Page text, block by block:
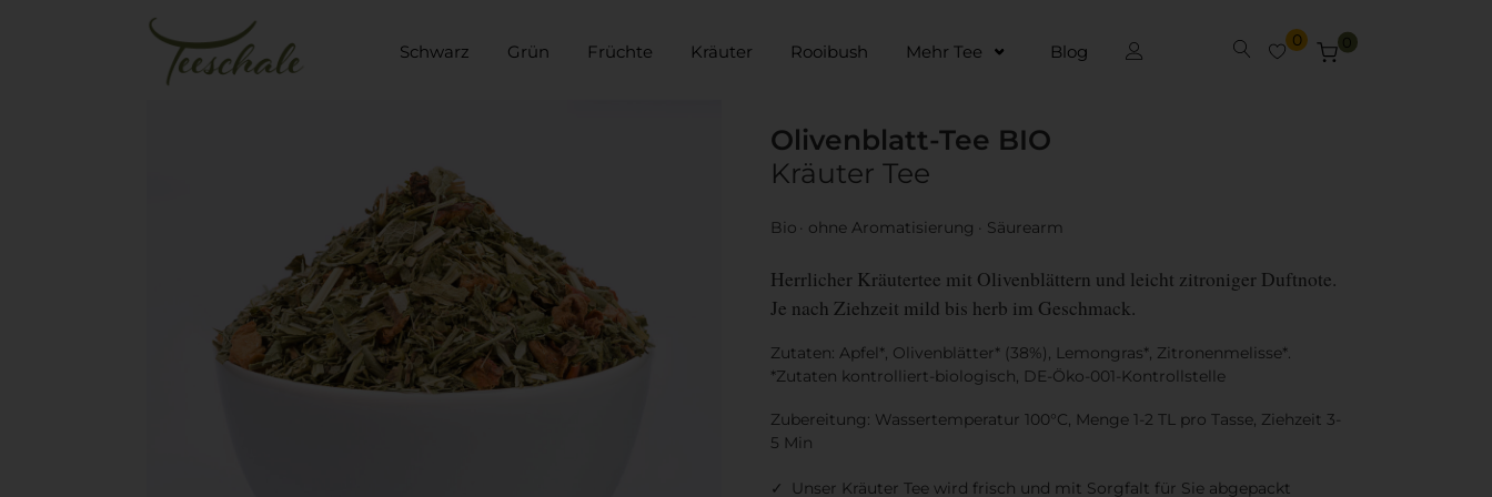
Schwarz Grün Früchte Kräuter Rooibush Mehr Tee Blog
0
Olivenblatt-Tee BIO
Kräuter Tee
Bio ohne Aromatisierung Säurearm
Herrlicher Kräutertee mit Olivenblättern und leicht zitroniger Duftnote.
Je nach Ziehzeit mild bis herb im Geschmack.
Zutaten: Apfel*, Olivenblätter* (38%), Lemongras*, Zitronenmelisse*.
*Zutaten kontrolliert-biologisch, DE-Öko-001-Kontrollstelle
Zubereitung: Wassertemperatur 100°C, Menge 1-2 TL pro Tasse, Ziehzeit 3-
5 Min
Unser Kräuter Tee wird frisch und mit Sorgfalt für Sie abgepackt